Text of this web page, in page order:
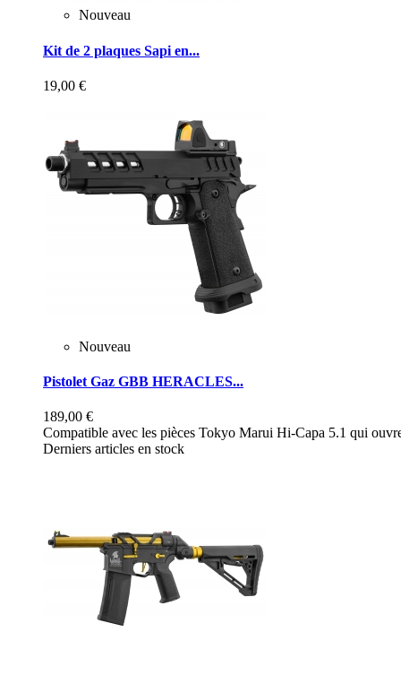
Nouveau
Kit de 2 plaques Sapi en...
19,00 €
Nouveau
Pistolet Gaz GBB HERACLES...
189,00 €
Compatible avec les pièces Tokyo Marui Hi-Capa 5.1 qui
Derniers articles en stock